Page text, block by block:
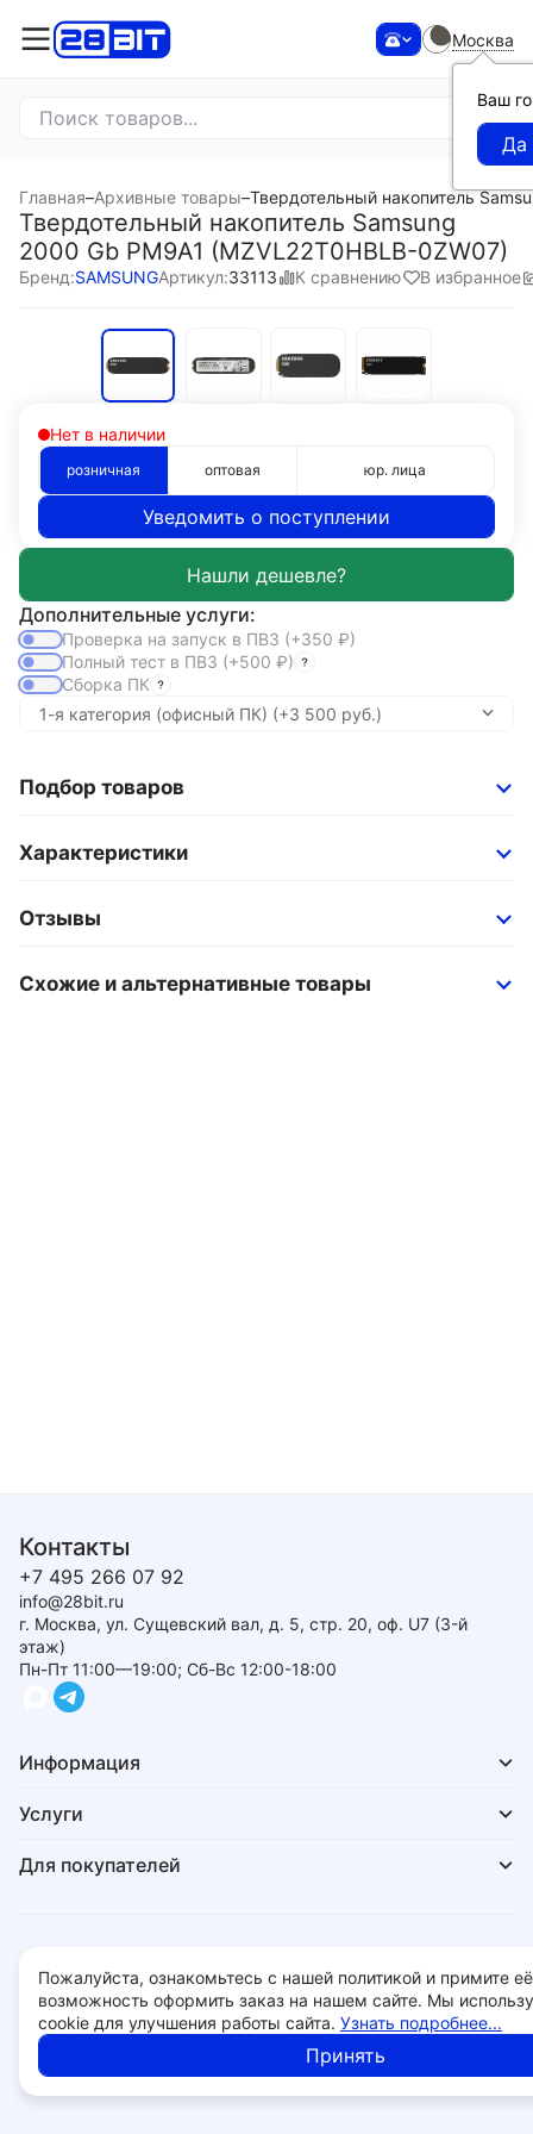
Москва
Ваш
Главная–Архивные товары–Твердотельный накопитель
Твердотельный накопитель Samsung
2000 Gb PM9A1 (MZVL22T0HBLB-0ZW07)
Бренд:SAMSUNGАртикул:33113 К сравнению В избранное
Нет в наличии
розничная оптовая юр. лица
Уведомить о поступлении
Дополнительные услуги:
Проверка на запуск в ПВЗ (+350 ₽)
Полный тест в ПВЗ (+500 ₽)
Сборка ПК
Подбор товаров
Характеристики
Отзывы
Схожие и альтернативные товары
Контакты
+7 495 266 07 92
info@28bit.ru
г. Москва, ул. Сущевский вал, д. 5, стр. 20, оф. U7 (3-й
этаж)
Пн-Пт 11:00—19:00; Сб-Вс 12:00-18:00
Информация
Услуги
Для покупателей
© 2026 - 28bit.ru компьютеры и комплектующие.
Пожалуйста, ознакомьтесь с нашей политикой и примите
возможность оформить заказ на нашем сайте. Мы
cookie для улучшения работы сайта. Узнать подробнее...
Принять